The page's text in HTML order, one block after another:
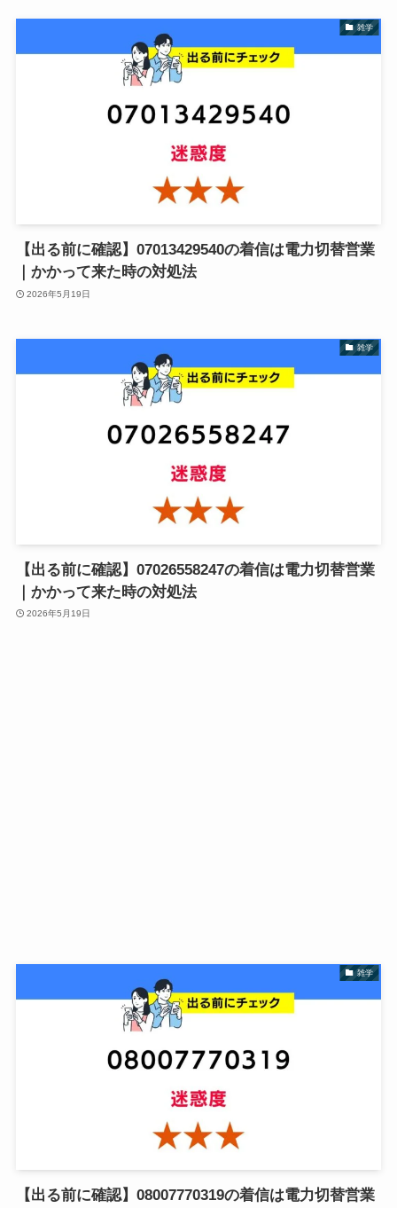
雑学
【出る前に確認】07013429540の着信は電力切替営業
｜かかって来た時の対処法
2026年5月19日
雑学
【出る前に確認】07026558247の着信は電力切替営業
｜かかって来た時の対処法
2026年5月19日
雑学
【出る前に確認】08007770319の着信は電力切替営業